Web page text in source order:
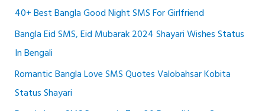
40+ Best Bangla Good Night SMS For Girlfriend
Bangla Eid SMS, Eid Mubarak 2024 Shayari Wishes Status
In Bengali
Romantic Bangla Love SMS Quotes Valobahsar Kobita
Status Shayari